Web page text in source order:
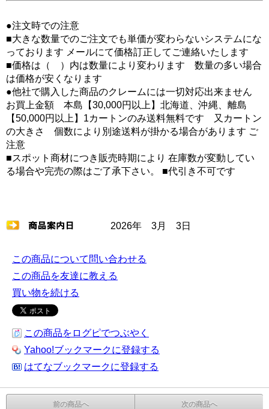
●注文時での注意
■大きな数量でのご注文でも単価が変わらないシステムにな
っております メールにて価格訂正してご連絡いたします
■価格は（ ）内は数量により変わります 数量の多い場合
は価格が安くなります
●他社で購入した商品のクレームには一切対応出来ません
お買上金額 本島【30,000円以上】北海道、沖縄、離島
【50,000円以上】1カートンのみ送料無料です 又カートン
の大きさ 個数により別途送料が掛かる場合があります ご
注意
■スポット商材につき販売時期により 在庫数が変動してい
る場合や完売の際はご了承下さい。 ■代引き不可です
2026年 3月 3日
この商品について問い合わせる
この商品を友達に教える
買い物を続ける
この商品をログピでつぶやく
Yahoo!ブックマークに登録する
はてなブックマークに登録する
前の商品へ 次の商品へ